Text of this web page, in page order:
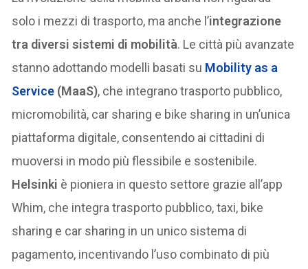
solo i mezzi di trasporto, ma anche l’integrazione
tra diversi sistemi di mobilità. Le città più avanzate
stanno adottando modelli basati su Mobility as a
Service (MaaS), che integrano trasporto pubblico,
micromobilità, car sharing e bike sharing in un’unica
piattaforma digitale, consentendo ai cittadini di
muoversi in modo più flessibile e sostenibile.
Helsinki è pioniera in questo settore grazie all’app
Whim, che integra trasporto pubblico, taxi, bike
sharing e car sharing in un unico sistema di
pagamento, incentivando l’uso combinato di più